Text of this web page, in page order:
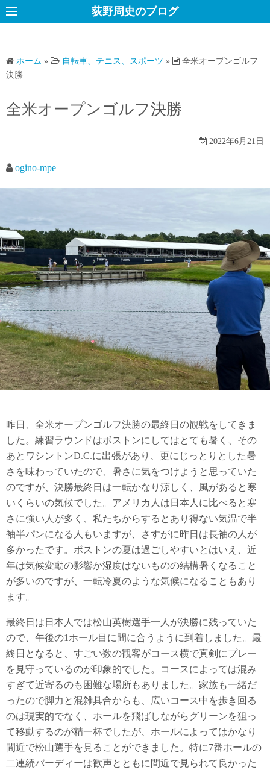
コ
ン
ツ
キ
荻野周史のブログ
ホーム » 自転車、テニス、スポーツ »
全米オープンゴルフ
決勝
全米オープンゴルフ決勝
2022年6月21日
ogino-mpe
昨日、全米オープンゴルフ決勝の最終日の観戦をしてきま
した。練習ラウンドはボストンにしてはとても暑く、その
あとワシントンD.C.に出張があり、更にじっとりとした暑
さを味わっていたので、暑さに気をつけようと思っていた
のですが、決勝最終日は一転かなり涼しく、風があると寒
いくらいの気候でした。アメリカ人は日本人に比べると寒
さに強い人が多く、私たちからするとあり得ない気温で半
袖半パンになる人もいますが、さすがに昨日は長袖の人が
多かったです。ボストンの夏は過ごしやすいとはいえ、近
年は気候変動の影響か湿度はないものの結構暑くなること
が多いのですが、一転冷夏のような気候になることもあり
ます。
最終日は日本人では松山英樹選手一人が決勝に残っていた
ので、午後の1ホール目に間に合うように到着しました。最
終日となると、すごい数の観客がコース横で真剣にプレー
を見守っているのが印象的でした。コースによっては混み
すぎて近寄るのも困難な場所もありました。家族も一緒だ
ったので脚力と混雑具合からも、広いコース中を歩き回る
のは現実的でなく、ホールを飛ばしながらグリーンを狙っ
て移動するのが精一杯でしたが、ホールによってはかなり
間近で松山選手を見ることができました。特に7番ホールの
二連続バーディーは歓声とともに間近で見られて良かった